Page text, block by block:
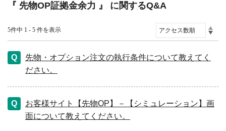
『 先物OP証拠金余力 』 に関するQ&A
5件中 1 - 5 件を表示
先物・オプション注文の執行条件について教えてく
ださい。
お客様サイト【先物OP】－【シミュレーション】画
面について教えてください。